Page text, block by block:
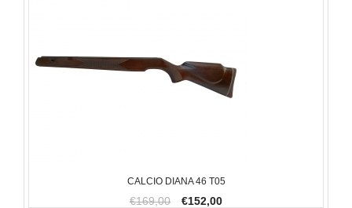
CALCIO DIANA 46 T05
€169,00 €152,00